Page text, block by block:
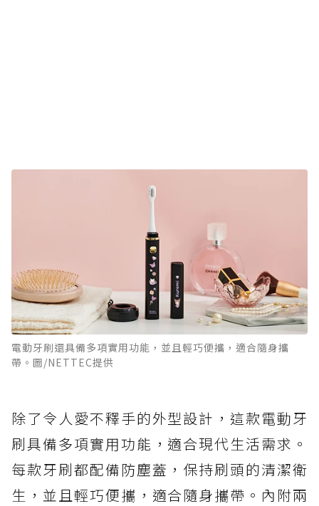
電動牙刷還具備多項實用功能，並且輕巧便攜，適合隨身攜
帶。圖/NETTEC提供
除了令人愛不釋手的外型設計，這款電動牙
刷具備多項實用功能，適合現代生活需求。
每款牙刷都配備防塵蓋，保持刷頭的清潔衛
生，並且輕巧便攜，適合隨身攜帶。內附兩